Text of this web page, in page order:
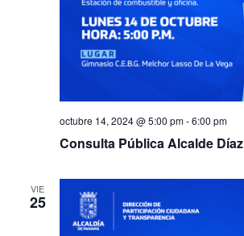
Consulta Pública Alcalde Díaz
octubre 14, 2024 @ 5:00 pm-6:00 pm
VIE
25